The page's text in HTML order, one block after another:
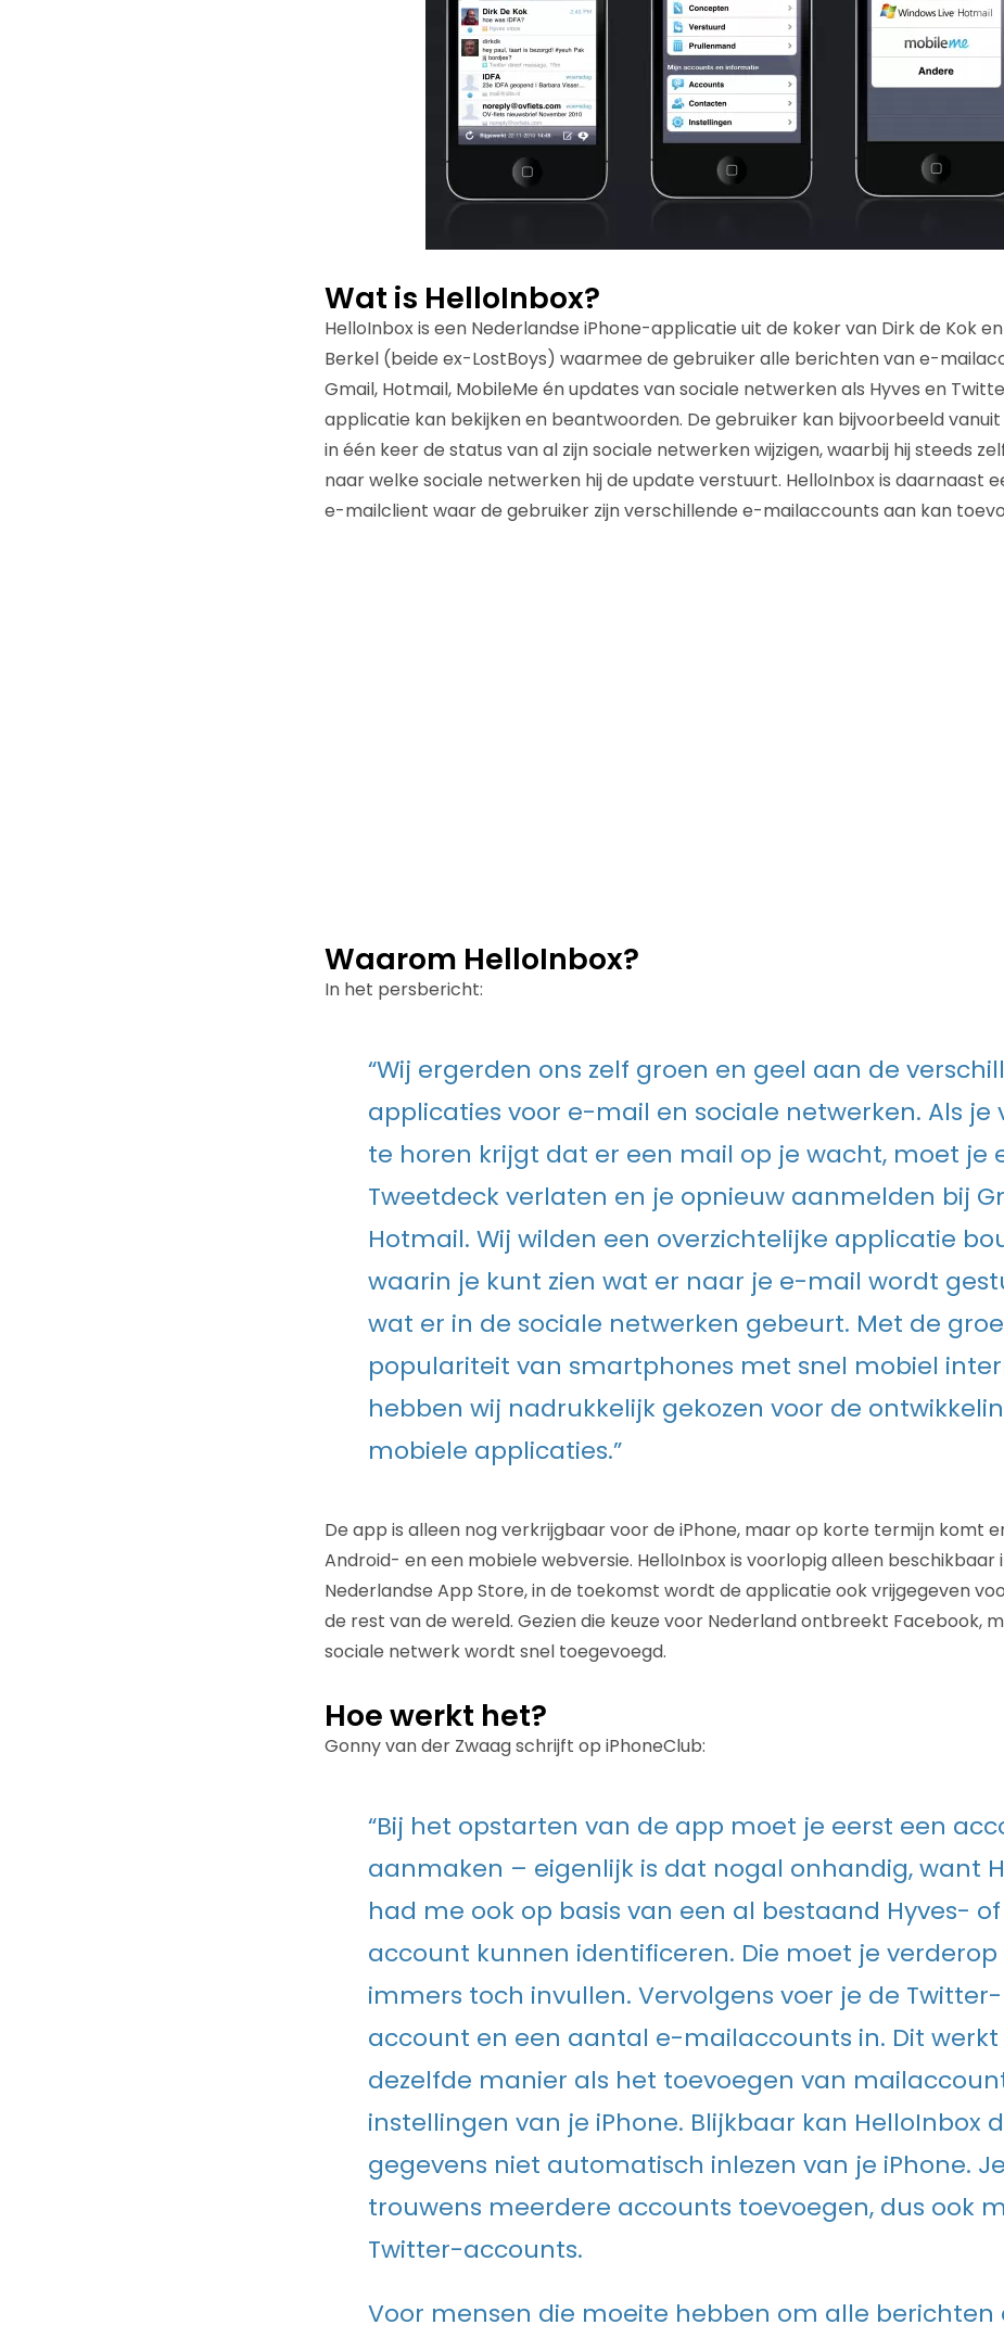
Wat is HelloInbox?
HelloInbox is een Nederlandse iPhone-applicatie uit de koker van Dirk de Kok
Berkel (beide ex-LostBoys) waarmee de gebruiker alle berichten van e-
Gmail, Hotmail, MobileMe én updates van sociale netwerken als Hyves en
applicatie kan bekijken en beantwoorden. De gebruiker kan bijvoorbeeld
in één keer de status van al zijn sociale netwerken wijzigen, waarbij hij steeds
naar welke sociale netwerken hij de update verstuurt. HelloInbox is daarnaast
e-mailclient waar de gebruiker zijn verschillende e-mailaccounts aan kan
Waarom HelloInbox?
In het persbericht:
“Wij ergerden ons zelf groen en geel aan de
applicaties voor e-mail en sociale netwerken. Als je
te horen krijgt dat er een mail op je wacht, moet je
Tweetdeck verlaten en je opnieuw aanmelden bij
Hotmail. Wij wilden een overzichtelijke applicatie
waarin je kunt zien wat er naar je e-mail wordt
wat er in de sociale netwerken gebeurt. Met de
populariteit van smartphones met snel mobiel
hebben wij nadrukkelijk gekozen voor de
mobiele applicaties.”
De app is alleen nog verkrijgbaar voor de iPhone, maar op korte termijn komt
Android- en een mobiele webversie. HelloInbox is voorlopig alleen beschikbaar
Nederlandse App Store, in de toekomst wordt de applicatie ook vrijgegeven
de rest van de wereld. Gezien die keuze voor Nederland ontbreekt Facebook,
sociale netwerk wordt snel toegevoegd.
Hoe werkt het?
Gonny van der Zwaag schrijft op iPhoneClub:
“Bij het opstarten van de app moet je eerst een
aanmaken – eigenlijk is dat nogal onhandig, want
had me ook op basis van een al bestaand Hyves-
account kunnen identificeren. Die moet je
immers toch invullen. Vervolgens voer je de
account en een aantal e-mailaccounts in. Dit werkt
dezelfde manier als het toevoegen van
instellingen van je iPhone. Blijkbaar kan HelloInbox
gegevens niet automatisch inlezen van je iPhone.
trouwens meerdere accounts toevoegen, dus ook
Twitter-accounts.
Voor mensen die moeite hebben om alle berichten